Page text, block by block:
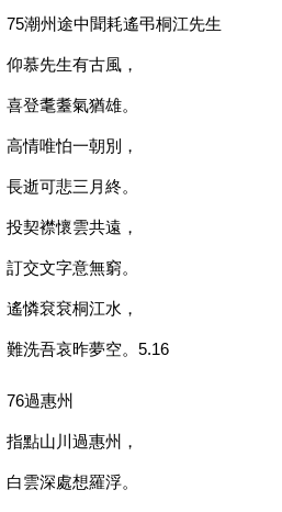
75潮州途中聞耗遙弔桐江先生
仰慕先生有古風，
喜登耄耋氣猶雄。
高情唯怕一朝別，
長逝可悲三月終。
投契襟懷雲共遠，
訂交文字意無窮。
遙憐袞袞桐江水，
難洗吾哀昨夢空。5.16
76過惠州
指點山川過惠州，
白雲深處想羅浮。